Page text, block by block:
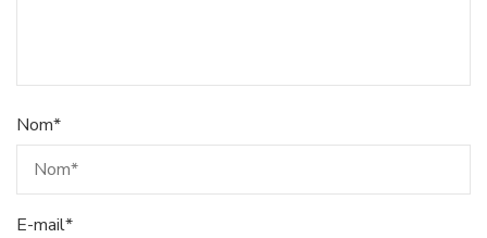
Nom*
E-mail*